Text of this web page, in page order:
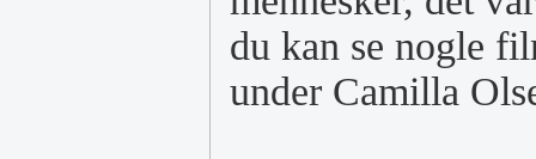
du kan se nogle
under Camilla